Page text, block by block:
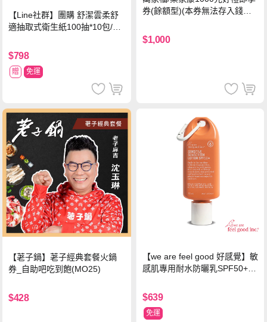
【Line社群】團購 舒潔雲柔舒
適抽取式衛生紙100抽*10包/6
$798
贈 免運
券(餘額型)(本券無法存入錢包
$1,000
【荖子鍋】荖子經典套餐火鍋
券_自助吧吃到飽(MO25)
$428
【we are feel good 好感覺】敏
感肌專用耐水防曬乳SPF50+ 7
$639
免運